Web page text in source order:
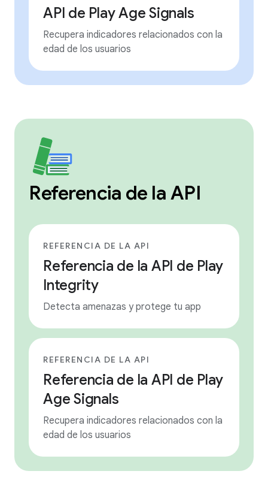
API de Play Age Signals
Recupera indicadores relacionados con la
edad de los usuarios
Referencia de la API
REFERENCIA DE LA API
Referencia de la API de Play
Integrity
Detecta amenazas y protege tu app
REFERENCIA DE LA API
Referencia de la API de Play
Age Signals
Recupera indicadores relacionados con la
edad de los usuarios